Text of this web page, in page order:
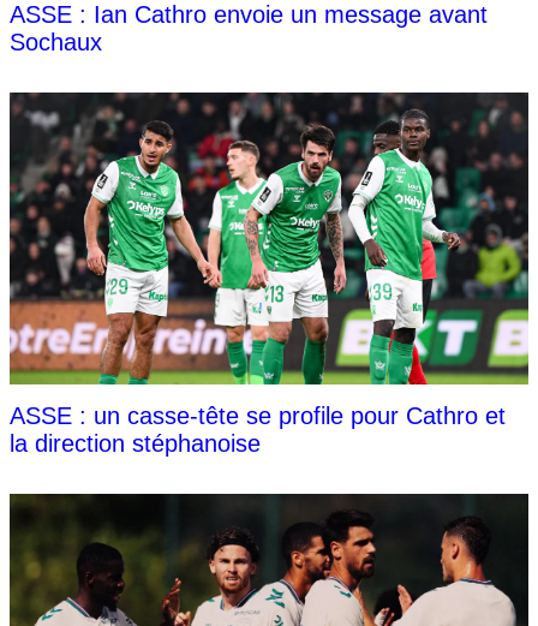
ASSE : Ian Cathro envoie un message avant
Sochaux
ASSE : un casse-tête se profile pour Cathro et
la direction stéphanoise